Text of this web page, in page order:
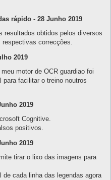
rápido - 28 Junho 2019
resultados obtidos pelos diversos
correcções.
2019
motor de OCR guardiao foi
para facilitar o treino noutros
2019
Cognitive.
positivos.
2019
tirar o lixo das imagens para
cada linha das legendas agora